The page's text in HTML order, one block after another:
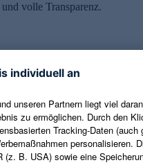
volle Transparenz.
Trends,
jederzeit in
E-Mail-